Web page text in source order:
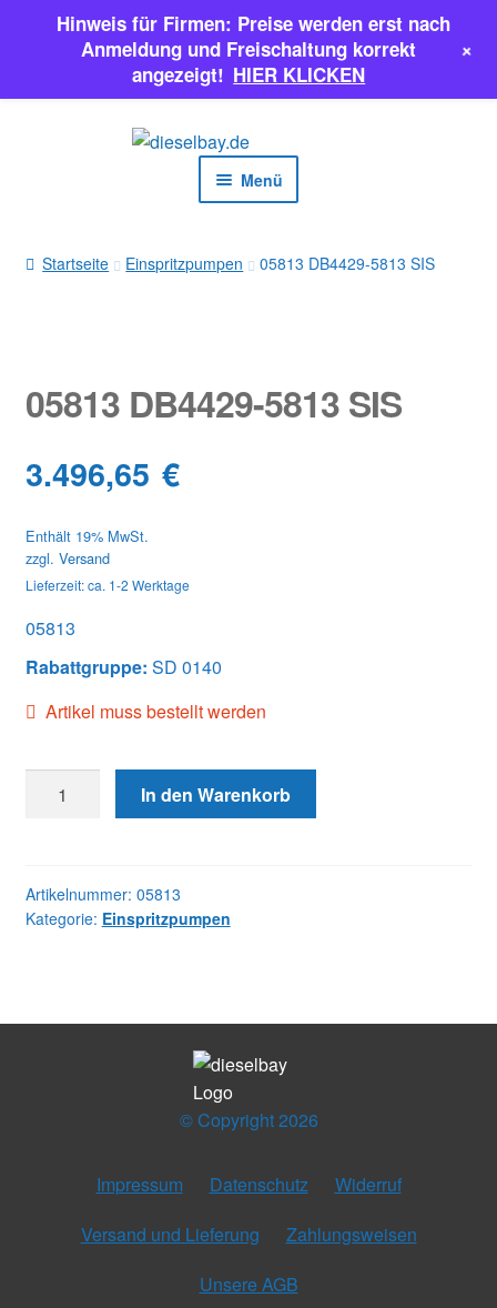
Menü
SALE
Classic Parts
Startseite Einspritzpumpen 05813 DB4429-5813 SIS
05813 DB4429-5813 SIS
3.496,65 €
Enthält 19% MwSt.
zzgl. Versand
Lieferzeit: ca. 1-2 Werktage
05813
Rabattgruppe: SD 0140
Artikel muss bestellt werden
DB4429-
Menge
In den Warenkorb
Artikelnummer: 05813
Kategorie: Einspritzpumpen
© Copyright 2026
Impressum Datenschutz
Widerruf
Versand und Lieferung
Zahlungsweisen
Unsere AGB
Hinweis für Firmen: Preise werden erst nach
Anmeldung und Freischaltung korrekt
angezeigt! HIER KLICKEN
+